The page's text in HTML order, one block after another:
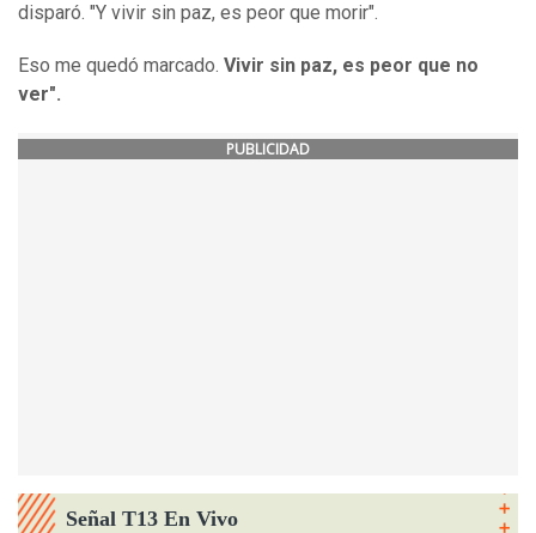
disparó. "Y vivir sin paz, es peor que morir".
Eso me quedó marcado. Vivir sin paz, es peor que no
ver".
PUBLICIDAD
Señal T13 En Vivo